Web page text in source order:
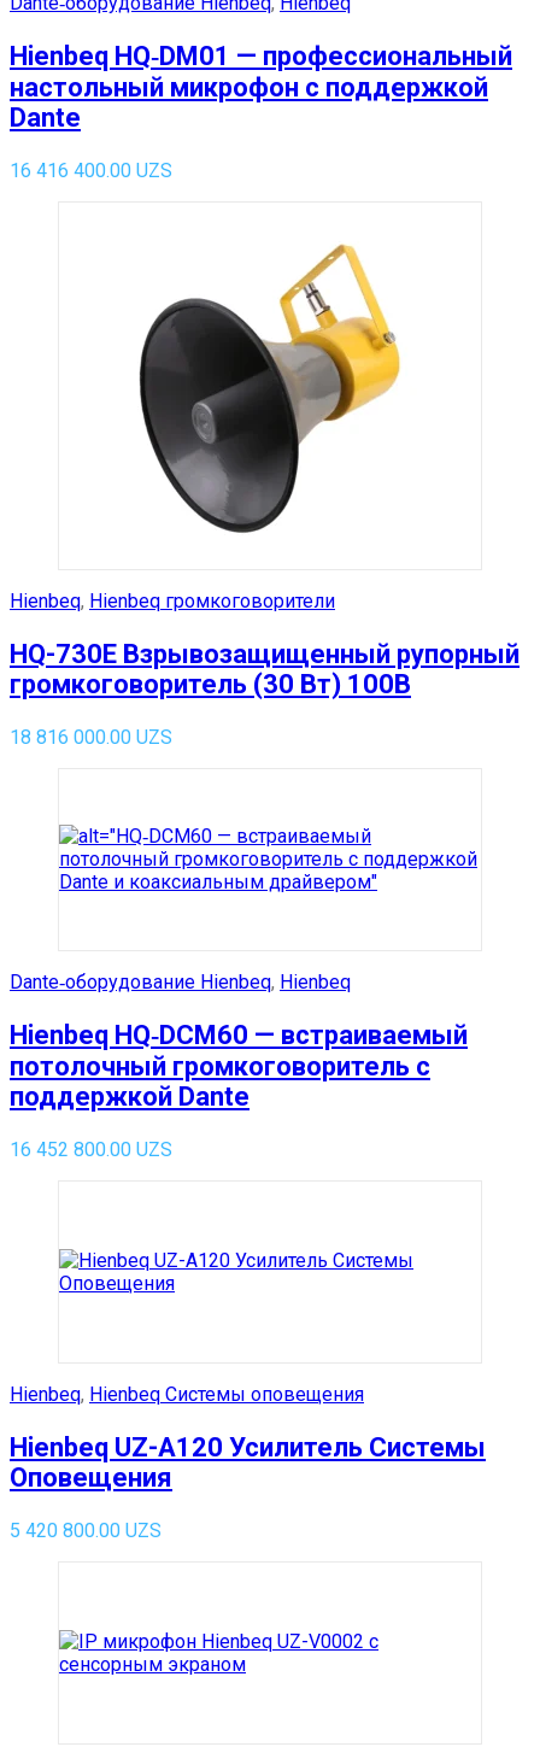
Hienbeq HQ‑DM01 — профессиональный
настольный микрофон с поддержкой
Dante
16 416 400.00 UZS
Hienbeq, Hienbeq громкоговорители
HQ-730E Взрывозащищенный рупорный
громкоговоритель (30 Вт) 100В
18 816 000.00 UZS
Dante‑оборудование Hienbeq, Hienbeq
Hienbeq HQ‑DCM60 — встраиваемый
потолочный громкоговоритель с
поддержкой Dante
16 452 800.00 UZS
Hienbeq, Hienbeq Системы оповещения
Hienbeq UZ-A120 Усилитель Системы
Оповещения
5 420 800.00 UZS